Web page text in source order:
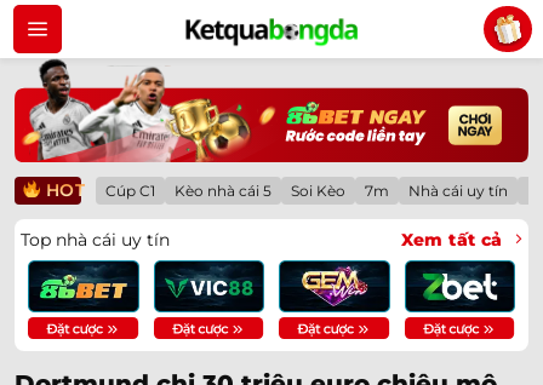
Bỏ
qua
dung
HOT Cúp C1 Kèo nhà cái 5 Soi Kèo 7m Nhà cái uy tín
Top nhà cái uy tín Xem tất cả